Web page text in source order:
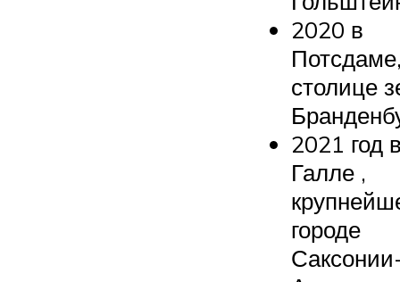
2020 в
столице
2021 год
Галле ,
городе